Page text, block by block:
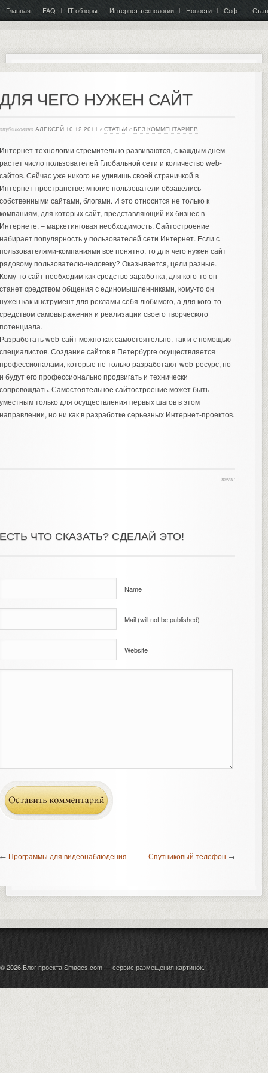
Главная FAQ IT обзоры Интернет технологии Новости Софт
ЧЕГО НУЖЕН САЙТ
АЛЕКСЕЙ 10.12.2011 в СТАТЬИ с БЕЗ КОММЕНТАРИЕВ
технологии стремительно развиваются, с каждым днем
число пользователей Глобальной сети и количество web-
Сейчас уже никого не удивишь своей страничкой в
пространстве: многие пользователи обзавелись
сайтами, блогами. И это относится не только к
для которых сайт, представляющий их бизнес в
– маркетинговая необходимость. Сайтостроение
популярность у пользователей сети Интернет. Если с
компаниями все понятно, то для чего нужен сайт
пользователю-человеку? Оказывается, цели разные.
то сайт необходим как средство заработка, для кого-то он
средством общения с единомышленниками, кому-то он
как инструмент для рекламы себя любимого, а для кого-то
самовыражения и реализации своего творческого
web-сайт можно как самостоятельно, так и с помощью
Создание сайтов в Петербурге осуществляется
которые не только разработают web-ресурс, но
будут его профессионально продвигать и технически
Самостоятельное сайтостроение может быть
только для осуществления первых шагов в этом
но ни как в разработке серьезных Интернет-проектов.
теги:
ЧТО СКАЗАТЬ? СДЕЛАЙ ЭТО!
Name
Mail (will not be published)
Website
Программы для видеонаблюдения Спутниковый телефон →
© 2026 Блог проекта Smages.com — сервис размещения картинок.